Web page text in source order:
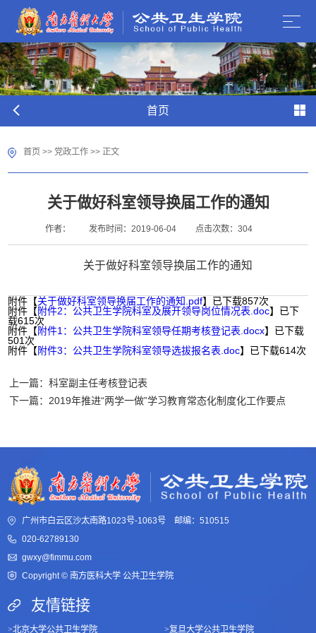
首页
首页 >> 党政工作 >> 正文
关于做好科室领导换届工作的通知
作者： 发布时间：2019-06-04 点击次数： 304
关于做好科室领导换届工作的通知
附件【关于做好科室领导换届工作的通知.pdf】已下载857次
附件【附件2：公共卫生学院科室及展开领导岗位情况表.doc】已下
载615次
附件【附件1：公共卫生学院科室领导任期考核登记表.docx】已下载
501 次
附件【附件3：公共卫生学院科室领导选拔报名表.doc】已下载614次
上一篇：科室副主任考核登记表
下一篇：2019年推进“两学一做”学习教育常态化制度化工作要点
广州市白云区沙太南路1023号-1063号 邮编：510515
020-62789130
gwxy@fimmu.com
Copyright © 南方医科大学 公共卫生学院
友情链接
>北京大学公共卫生学院 >复旦大学公共卫生学院